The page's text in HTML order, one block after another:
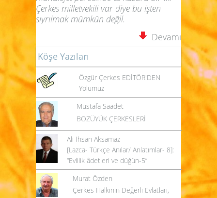
Çerkes milletvekili var diye bu işten
sıyrılmak mümkün değil.
Devamı
Köşe Yazıları
Özgür Çerkes EDİTÖR'DEN
Yolumuz
Mustafa Saadet
BOZÜYÜK ÇERKESLERİ
Ali İhsan Aksamaz
[Lazca- Türkçe Anılar/ Anlatımlar- 8]:
“Evlilik âdetleri ve düğün-5”
Murat Özden
Çerkes Halkının Değerli Evlatları,